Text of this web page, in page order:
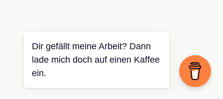
Dir gefällt meine Arbeit? Dann
lade mich doch auf einen Kaffee
ein.